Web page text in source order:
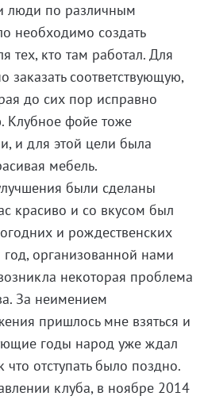
люди по различным
необходимо создать
тех, кто там работал. Для
заказать соответствующую,
до сих пор исправно
Клубное фойе тоже
и для этой цели была
мебель.
были сделаны
красиво и со вкусом был
и рождественских
организованной нами
некоторая проблема
За неимением
пришлось мне взяться и
годы народ уже ждал
что отступать было поздно.
клуба, в ноябре 2014